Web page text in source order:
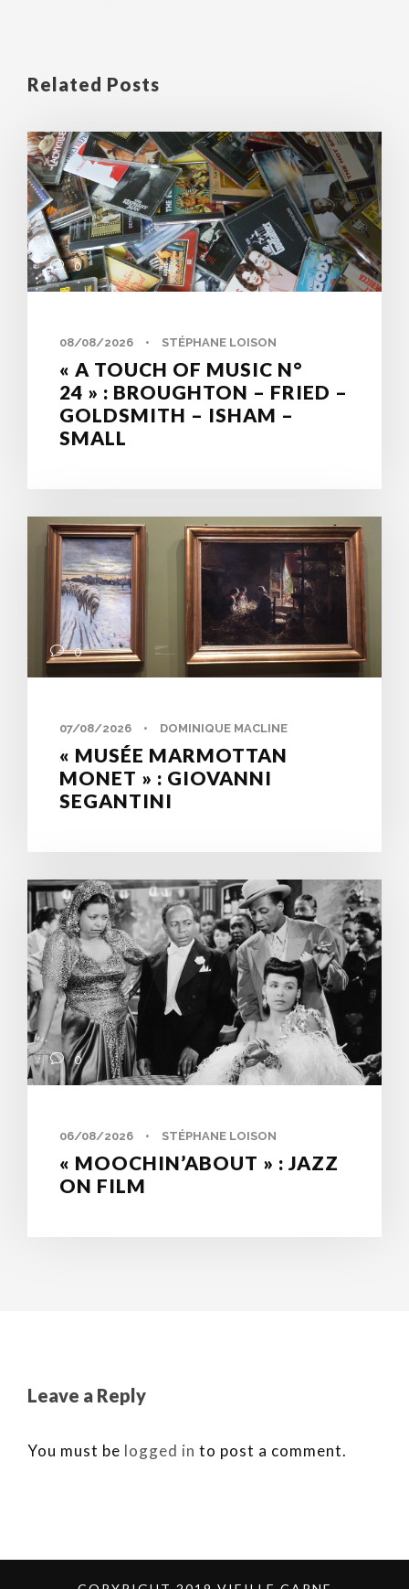
Related Posts
0
08/08/2026 • STÉPHANE LOISON
« A TOUCH OF MUSIC N°
24 » : BROUGHTON – FRIED –
GOLDSMITH – ISHAM –
SMALL
0
07/08/2026 • DOMINIQUE MACLINE
« MUSÉE MARMOTTAN
MONET » : GIOVANNI
SEGANTINI
0
06/08/2026 • STÉPHANE LOISON
« MOOCHIN’ABOUT » : JAZZ
ON FILM
Leave a Reply
You must be logged in to post a comment.